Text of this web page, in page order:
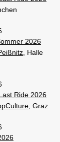
2026
, Halle
Ride 2026
, Graz